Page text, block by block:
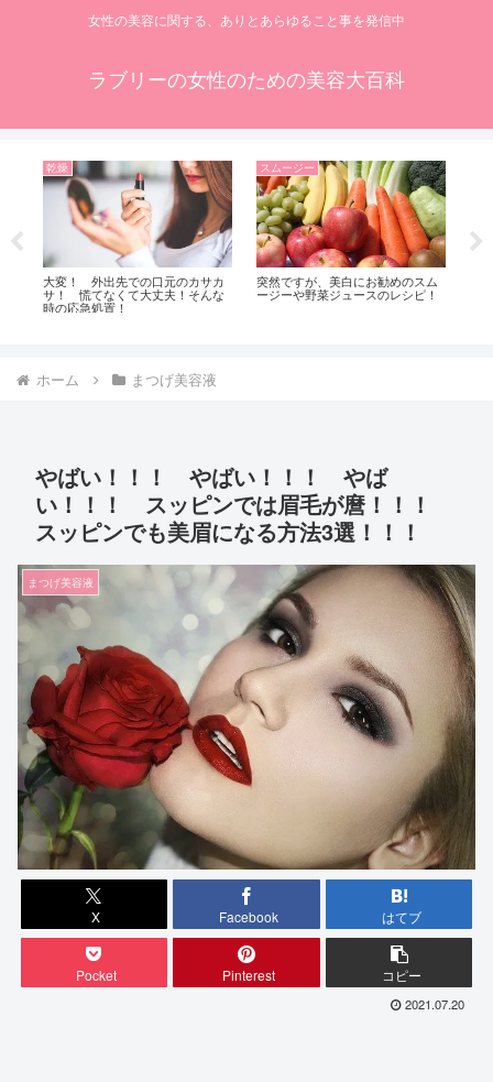
女性の美容に関する、ありとあらゆること事を発信中
ラブリーの女性のための美容大百科
乾燥
大変！ 外出先での口元のカサカ
サ！ 慌てなくて大丈夫！そんな
時の応急処置！
スムージー
突然ですが、美白にお勧めのスム
ージーや野菜ジュースのレシピ！
ホーム まつげ美容液
やばい！！！ やばい！！！ やば
い！！！ スッピンでは眉毛が麿！！！
スッピンでも美眉になる方法3選！！！
まつげ美容液
X Facebook はてブ
Pocket Pinterest コピー
2021.07.20